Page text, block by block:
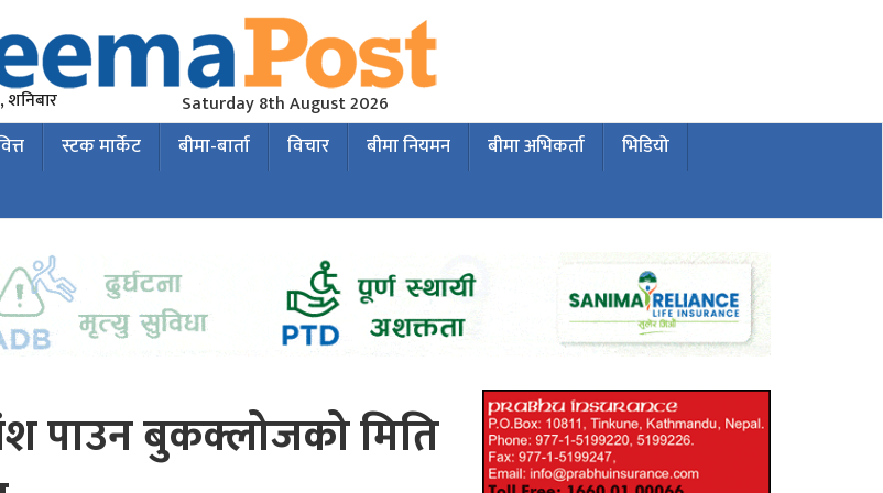
शनिबार Saturday 8th August 2026
स्टक मार्केट बीमा-बार्ता विचार बीमा नियमन बीमा अभिकर्ता
भिडियो
पाउन बुकक्लोजको मिति